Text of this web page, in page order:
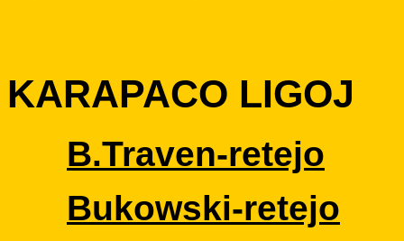
KARAPACO LIGOJ
B.Traven-retejo
Bukowski-retejo